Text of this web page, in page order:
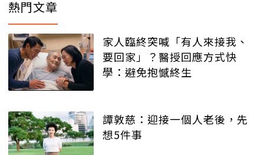
熱門文章
家人臨終突喊「有人來接我、
要回家」？醫授回應方式快
學：避免抱憾終生
譚敦慈：迎接一個人老後，先
想5件事